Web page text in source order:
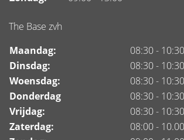
The Base zvh
Maandag:
08:30 -
Dinsdag:
08:30 -
Woensdag:
08:30 -
Donderdag
08:30 -
Vrijdag:
08:30 -
Zaterdag:
08:00 - 10.00